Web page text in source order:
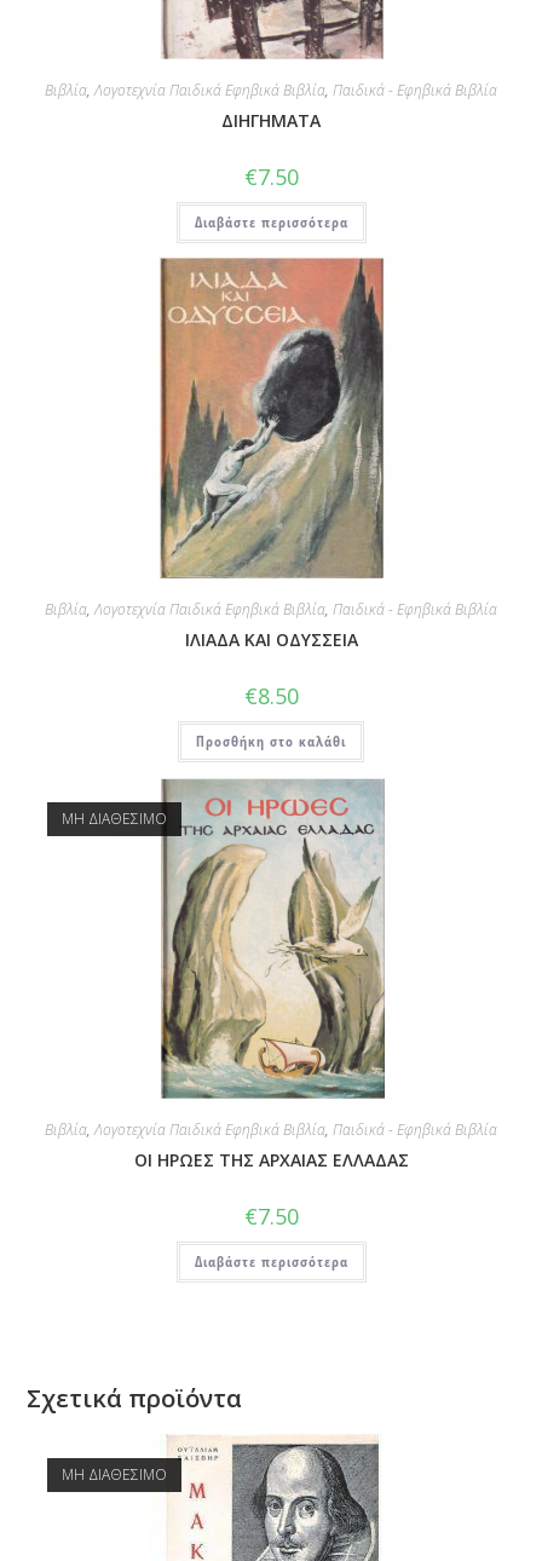
Βιβλία,Λογοτεχνία Παιδικά Εφηβικά Βιβλία, Παιδικά - Εφηβικά Βιβλία
ΔΙΗΓΗΜΑΤΑ
€7.50
Διαβάστε περισσότερα
Βιβλία,Λογοτεχνία Παιδικά Εφηβικά Βιβλία, Παιδικά - Εφηβικά Βιβλία
ΙΛΙΑΔΑ ΚΑΙ ΟΔΥΣΣΕΙΑ
€8.50
Προσθήκη στο καλάθι
ΜΗ ΔΙΑΘΕΣΙΜΟ
Βιβλία,Λογοτεχνία Παιδικά Εφηβικά Βιβλία, Παιδικά - Εφηβικά Βιβλία
ΟΙ ΗΡΩΕΣ ΤΗΣ ΑΡΧΑΙΑΣ ΕΛΛΑΔΑΣ
€7.50
Διαβάστε περισσότερα
Σχετικά προϊόντα
ΜΗ ΔΙΑΘΕΣΙΜΟ